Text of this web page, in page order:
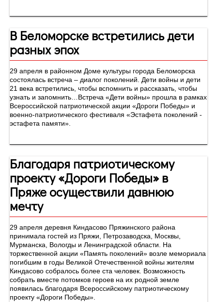
В Беломорске встретились дети
разных эпох
29 апреля в районном Доме культуры города Беломорска
состоялась встреча – диалог поколений. Дети войны и дети
21 века встретились, чтобы вспомнить и рассказать, чтобы
узнать и запомнить…Встреча «Дети войны» прошла в рамках
Всероссийской патриотической акции «Дороги Победы» и
военно-патриотического фестиваля «Эстафета поколений -
эстафета памяти».
Благодаря патриотическому
проекту «Дороги Победы» в
Пряже осуществили давнюю
мечту
29 апреля деревня Киндасово Пряжинского района
принимала гостей из Пряжи, Петрозаводска, Москвы,
Мурманска, Вологды и Ленинградской области. На
торжественной акции «Память поколений» возле мемориала
погибшим в годы Великой Отечественной войны жителям
Киндасово собралось более ста человек. Возможность
собрать вместе потомков героев на их родной земле
появилась благодаря Всероссийскому патриотическому
проекту «Дороги Победы».